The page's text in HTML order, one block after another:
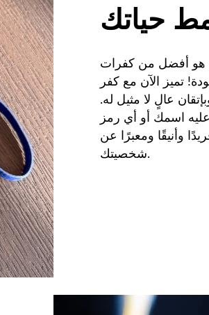
حياتك
هو أفضل من كفرات
تميز الآن مع كفر
عالٍ لا مثيل له.
اسمك أو أي رمز
وأنيقًا ومعبرًا عن
شخصيتك.